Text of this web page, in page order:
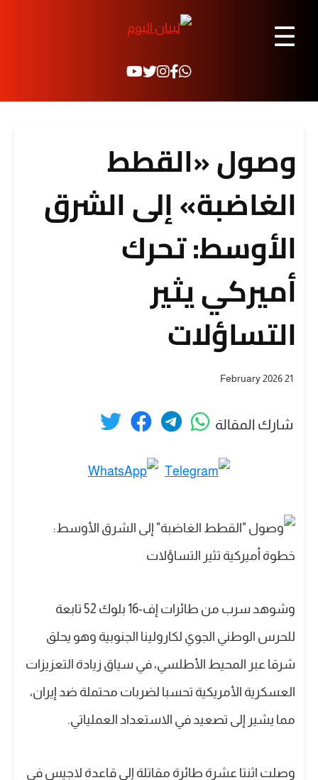
☰
وصول «القطط
الغاضبة» إلى الشرق
الأوسط: تحرك
أميركي يثير
التساؤلات
21 February 2026
شارك المقالة
وشوهد سرب من طائرات إف-16 بلوك 52 تابعة
للحرس الوطني الجوي لكارولينا الجنوبية وهو يحلق
شرقا عبر المحيط الأطلسي، في سياق زيادة التعزيزات
العسكرية الأمريكية تحسبا لضربات محتملة ضد إيران،
مما يشير إلى تصعيد في الاستعداد العملياتي.
وصلت اثنتا عشرة طائرة مقاتلة إلى قاعدة لاجيس في